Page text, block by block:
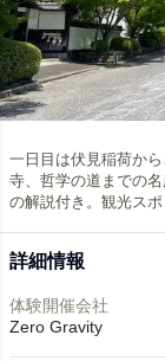
一日目は伏見稲荷か
寺、哲学の道までの
の解説付き。観光ス
詳細情報
体験開催会社
Zero Gravity